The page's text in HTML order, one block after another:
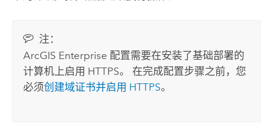
注：
ArcGIS Enterprise 配置需要在安装了基础部署的
计算机上启用 HTTPS。 在完成配置步骤之前，您
必须创建域证书并启用 HTTPS。